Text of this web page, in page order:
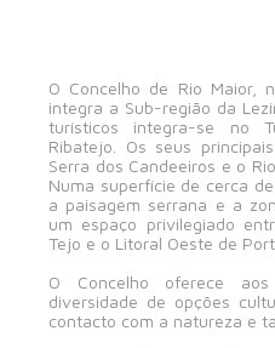
O Concelho de Rio Maior,
integra a Sub-região da
turísticos integra-se no
Ribatejo. Os seus
Serra dos Candeeiros e o
Numa superfície de cerca
a paisagem serrana e a
um espaço privilegiado
Tejo e o Litoral Oeste de
O Concelho oferece
diversidade de opções
contacto com a natureza e